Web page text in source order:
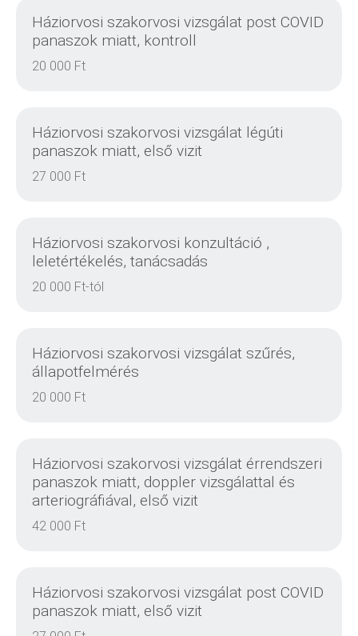
Háziorvosi szakorvosi vizsgálat post COVID
panaszok miatt, kontroll
20 000 Ft
Háziorvosi szakorvosi vizsgálat légúti
panaszok miatt, első vizit
27 000 Ft
Háziorvosi szakorvosi konzultáció ,
leletértékelés, tanácsadás
20 000 Ft-tól
Háziorvosi szakorvosi vizsgálat szűrés,
állapotfelmérés
20 000 Ft
Háziorvosi szakorvosi vizsgálat érrendszeri
panaszok miatt, doppler vizsgálattal és
arteriográfiával, első vizit
42 000 Ft
Háziorvosi szakorvosi vizsgálat post COVID
panaszok miatt, első vizit